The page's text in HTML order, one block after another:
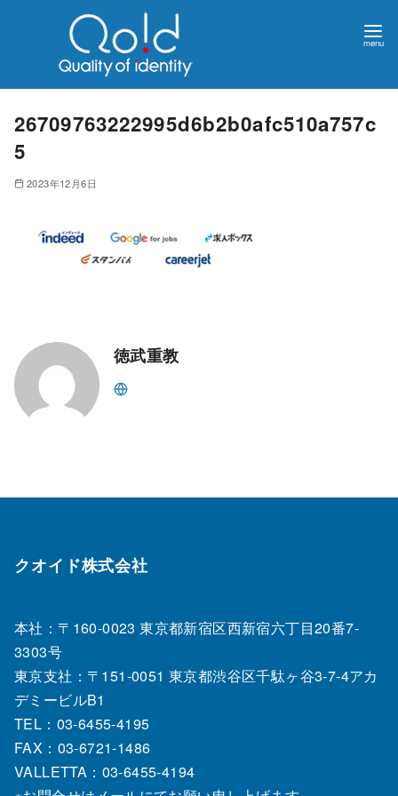
26709763222995d6b2b0afc510a757c
5
2023年12月6日
徳武重教
クオイド株式会社
本社：〒160-0023 東京都新宿区西新宿六丁目20番7‐
3303号
東京支社：〒151‐0051 東京都渋谷区千駄ヶ谷3-7-4アカ
デミービルB1
TEL：03‐6455‐4195
FAX：03‐6721‐1486
VALLETTA：03-6455-4194